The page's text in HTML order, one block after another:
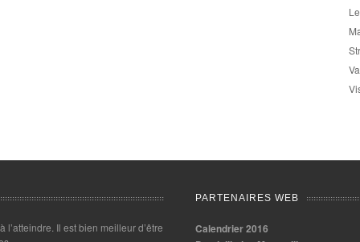
Il est bien meilleur d’être
PARTENAIRES WEB
Calendrier 2016